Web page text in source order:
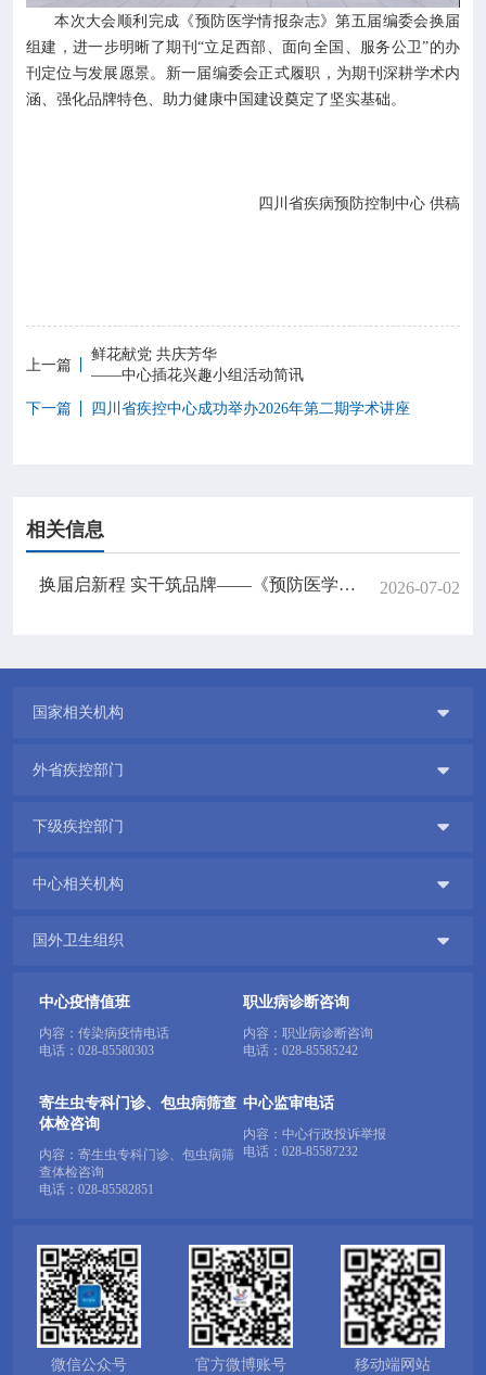
本次大会顺利完成《预防医学情报杂志》第五届编委会换届
组建，进一步明晰了期刊“立足西部、面向全国、服务公卫”的办
刊定位与发展愿景。新一届编委会正式履职，为期刊深耕学术内
涵、强化品牌特色、助力健康中国建设奠定了坚实基础。
四川省疾病预防控制中心 供稿
上一篇
鲜花献党 共庆芳华
——中心插花兴趣小组活动简讯
下一篇
四川省疾控中心成功举办2026年第二期学术讲座
相关信息
换届启新程 实干筑品牌——《预防医学情报杂志》第五届编委成立会议暨编委培训班在成都举行 2026-07-02
国家相关机构 
外省疾控部门 
下级疾控部门 
中心相关机构 
国外卫生组织 
中心疫情值班
内容：传染病疫情电话
电话： 028-85580303
职业病诊断咨询
内容：职业病诊断咨询
电话： 028-85585242
寄生虫专科门诊、包虫病筛查
体检咨询
内容：寄生虫专科门诊、包虫病筛
查体检咨询
电话： 028-85582851
中心监审电话
内容：中心行政投诉举报
电话： 028-85587232
微信公众号 官方微博账号 移动端网站